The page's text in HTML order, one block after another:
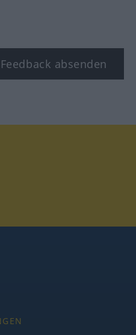
Feedback absenden